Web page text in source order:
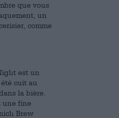
que vous
un
comme
est un
cuit au
la bière.
une fine
Brew